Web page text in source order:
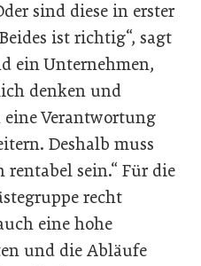
sind diese in erster
ist richtig“, sagt
ein Unternehmen,
denken und
Verantwortung
Deshalb muss
sein.“ Für die
recht
eine hohe
und die Abläufe